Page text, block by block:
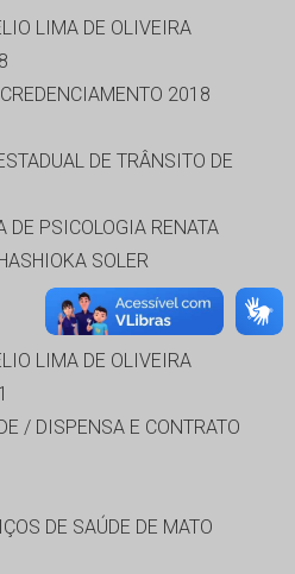
LIMA DE OLIVEIRA
2018
DE TRÂNSITO DE
DE PSICOLOGIA RENATA
SOLER
LIMA DE OLIVEIRA
/ DISPENSA E CONTRATO
DE SAÚDE DE MATO